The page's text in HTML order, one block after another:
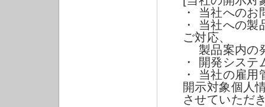
・ 当社への
・ 当社への
ご対応、
製品案内の
・ 開発シス
・ 当社の雇用
開示対象個人
させていただ